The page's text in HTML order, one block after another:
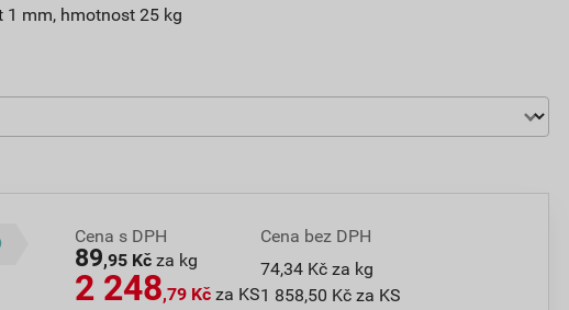
1 mm, hmotnost 25 kg
Cena s DPH
89,95 Kč za kg
2 248,79 Kč za KS
Cena bez DPH
74,34 Kč za kg
1 858,50 Kč za KS